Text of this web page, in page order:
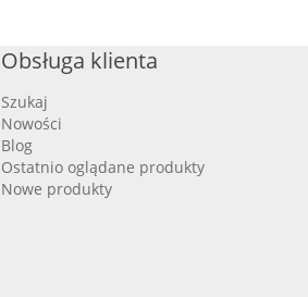
Obsługa klienta
Szukaj
Nowości
Blog
Ostatnio oglądane produkty
Nowe produkty